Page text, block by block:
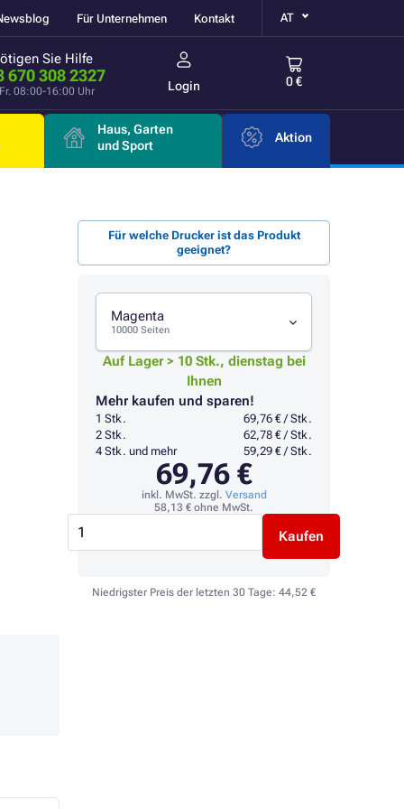
Für Unternehmen Kontakt AT
Sie Hilfe
670 308 2327
08:00-16:00 Uhr Login 0 €
Haus, Garten
und Sport
Aktion
Für welche Drucker ist das Produkt
geeignet?
Magenta
10000 Seiten
Auf Lager > 10 Stk., dienstag bei
Ihnen
Mehr kaufen und sparen!
1 Stk.
69,76 € / Stk.
2 Stk.
62,78 € / Stk.
4 Stk. und mehr
59,29 € / Stk.
69,76 €
inkl. MwSt. zzgl. Versand
58,13 € ohne MwSt.
Kaufen
Niedrigster Preis der letzten 30 Tage: 44,52 €